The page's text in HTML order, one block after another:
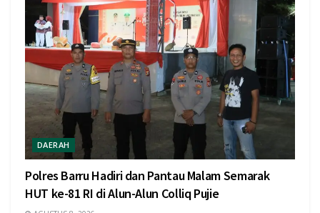
DAERAH
Polres Barru Hadiri dan Pantau Malam Semarak
HUT ke-81 RI di Alun-Alun Colliq Pujie